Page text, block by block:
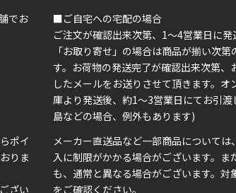
でお
ポイ
りま
ざい
■ご自宅への宅配の場合
ご注文が確認出来次第、1～4営業日に発
「お取り寄せ」の場合は商品が揃い次
す。お荷物の発送完了が確認出来次第、
したメールをお送りさせて頂きます。オ
庫より発送後、約1～3営業日にてお引
島などの場合、例外もあります)
メーカー直送品など一部商品については
入に制限がかかる場合がございます。ま
も、通常と異なる場合がございます。対
をご確認ください。